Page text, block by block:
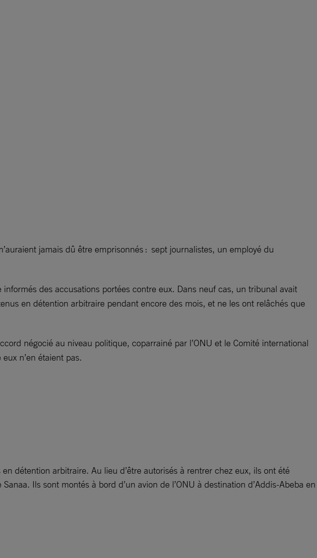
jamais dû être emprisonnés : sept journalistes, un employé du
informés des accusations portées contre eux. Dans neuf cas, un tribunal avait
en détention arbitraire pendant encore des mois, et ne les ont relâchés que
négocié au niveau politique, coparrainé par l’ONU et le Comité international
n’en étaient pas.
détention arbitraire. Au lieu d’être autorisés à rentrer chez eux, ils ont été
Ils sont montés à bord d’un avion de l’ONU à destination d’Addis-Abeba en